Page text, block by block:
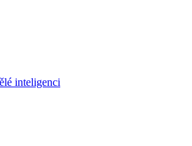
inteligenci